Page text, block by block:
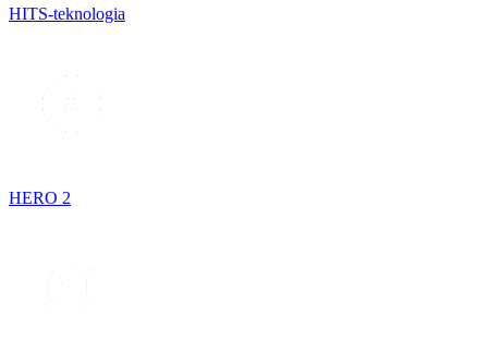
HITS-teknologia
HERO 2